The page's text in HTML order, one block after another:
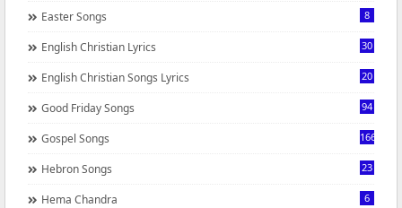
Easter Songs 8
English Christian Lyrics 30
English Christian Songs Lyrics 20
Good Friday Songs 94
Gospel Songs 166
Hebron Songs 23
Hema Chandra 6